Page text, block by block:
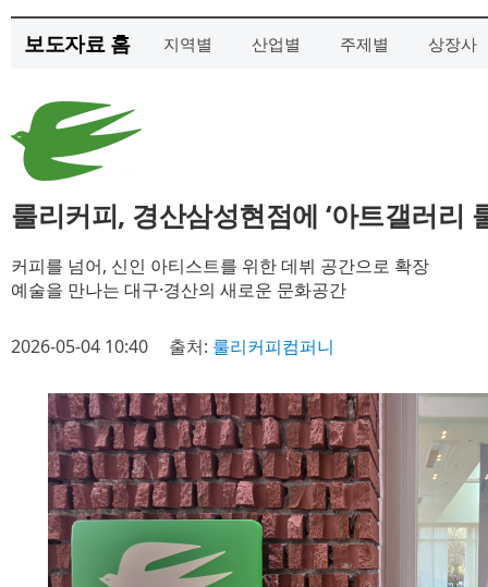
보도자료 홈 지역별 산업별 주제별 상장사
룰리커피, 경산삼성현점에 ‘아트갤러리
커피를 넘어, 신인 아티스트를 위한 데뷔 공간으로 확장
예술을 만나는 대구·경산의 새로운 문화공간
2026-05-04 10:40 출처: 룰리커피컴퍼니